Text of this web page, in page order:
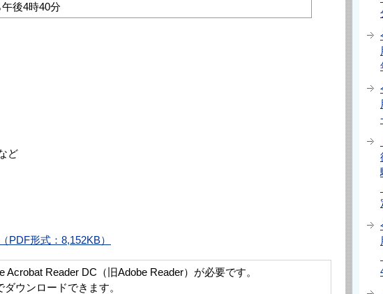
後4時40分
ど
PDF形式：8,152KB）
Reader DC（旧Adobe Reader）が必要です。
ウンロードできます。